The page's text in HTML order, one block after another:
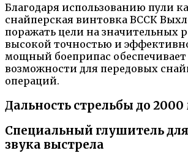
Благодаря использованию пули
снайперская винтовка ВССК
поражать цели на значительных
высокой точностью и
мощный боеприпас
возможности для передовых
операций.
Дальность стрельбы до
Специальный глушитель
звука выстрела